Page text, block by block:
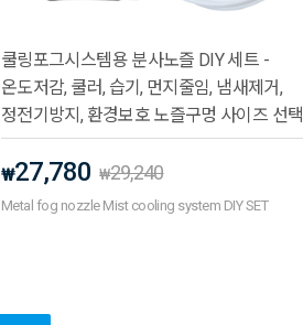
쿨링포그시스템용 분사노즐 DIY 세트 -
온도저감, 쿨러, 습기, 먼지줄임, 냄새제거,
정전기방지, 환경보호 노즐구멍 사이즈 선택
₩27,780 ₩29,240
Metal fog nozzle Mist cooling system DIY SET